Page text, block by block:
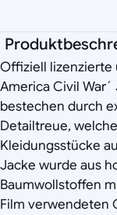
Offiziell lizenzierte
America Civil
bestechen durch
Detailtreue,
Kleidungsstücke
Jacke wurde aus
Baumwollstoffen
Film verwendeten